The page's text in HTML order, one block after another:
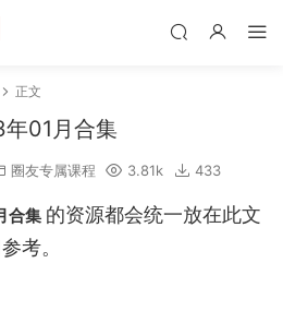
正文
年01月合集
圈友专属课程 3.81k 433
合集 的资源都会统一放在此文
考。